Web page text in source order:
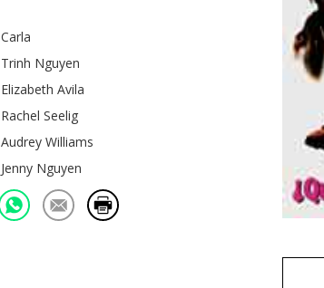
Carla
Trinh Nguyen
Elizabeth Avila
Rachel Seelig
Audrey Williams
Jenny Nguyen